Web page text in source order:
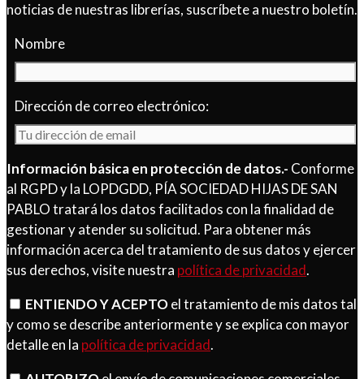
noticias de nuestras librerías, suscríbete a nuestro boletín.
Nombre
Dirección de correo electrónico:
Información básica en protección de datos.- Conforme
al RGPD y la LOPDGDD, PÍA SOCIEDAD HIJAS DE SAN
PABLO tratará los datos facilitados con la finalidad de
gestionar y atender su solicitud. Para obtener más
información acerca del tratamiento de sus datos y ejercer
sus derechos, visite nuestra política de privacidad.
ENTIENDO Y ACEPTOel tratamiento de mis datos tal
y como se describe anteriormente y se explica con mayor
detalle en la política de privacidad.